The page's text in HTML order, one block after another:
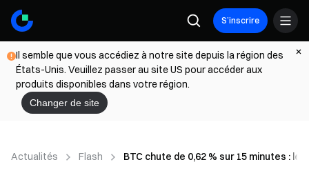
S’inscrire
Il semble que vous accédiez à notre site depuis la région des
États-Unis. Veuillez passer au site US pour accéder aux
produits disponibles dans votre région.
Changer de site
Actualités Flash BTC chute de 0,62 % sur 15 minutes :